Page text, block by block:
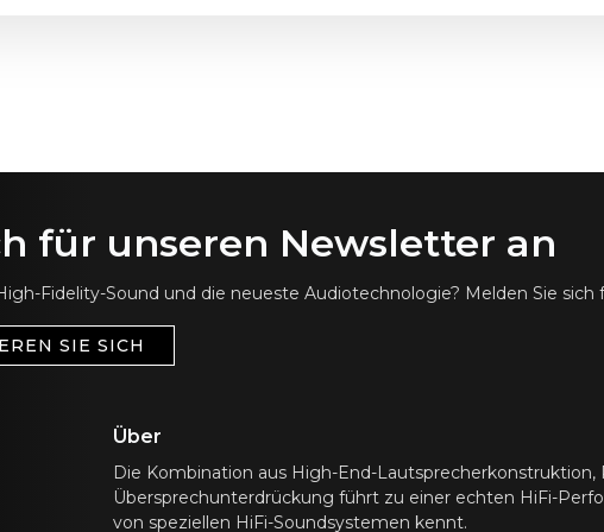
für unseren Newsletter an
Fidelity-Sound und die neueste Audiotechnologie? Melden Sie
SIE SICH
Über
Die Kombination aus High-End-
Übersprechunterdrückung führt zu einer echten HiFi-
von speziellen HiFi-Soundsystemen kennt.